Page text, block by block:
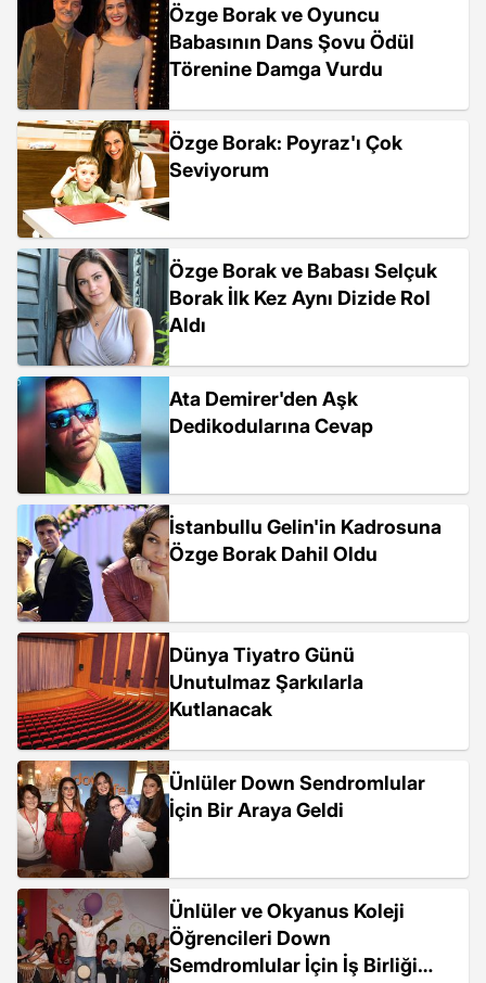
Özge Borak ve Oyuncu
Babasının Dans Şovu Ödül
Törenine Damga Vurdu
Özge Borak: Poyraz'ı Çok
Seviyorum
Özge Borak ve Babası Selçuk
Borak İlk Kez Aynı Dizide Rol
Aldı
Ata Demirer'den Aşk
Dedikodularına Cevap
İstanbullu Gelin'in Kadrosuna
Özge Borak Dahil Oldu
Dünya Tiyatro Günü
Unutulmaz Şarkılarla
Kutlanacak
Ünlüler Down Sendromlular
İçin Bir Araya Geldi
Ünlüler ve Okyanus Koleji
Öğrencileri Down
Semdromlular İçin İş Birliği